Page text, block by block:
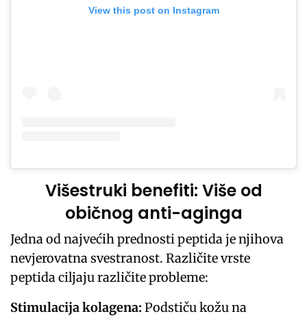
View this post on Instagram
Višestruki benefiti: Više od
običnog anti-aginga
Jedna od najvećih prednosti peptida je njihova
nevjerovatna svestranost. Različite vrste
peptida ciljaju različite probleme:
Stimulacija kolagena: Podstiču kožu na